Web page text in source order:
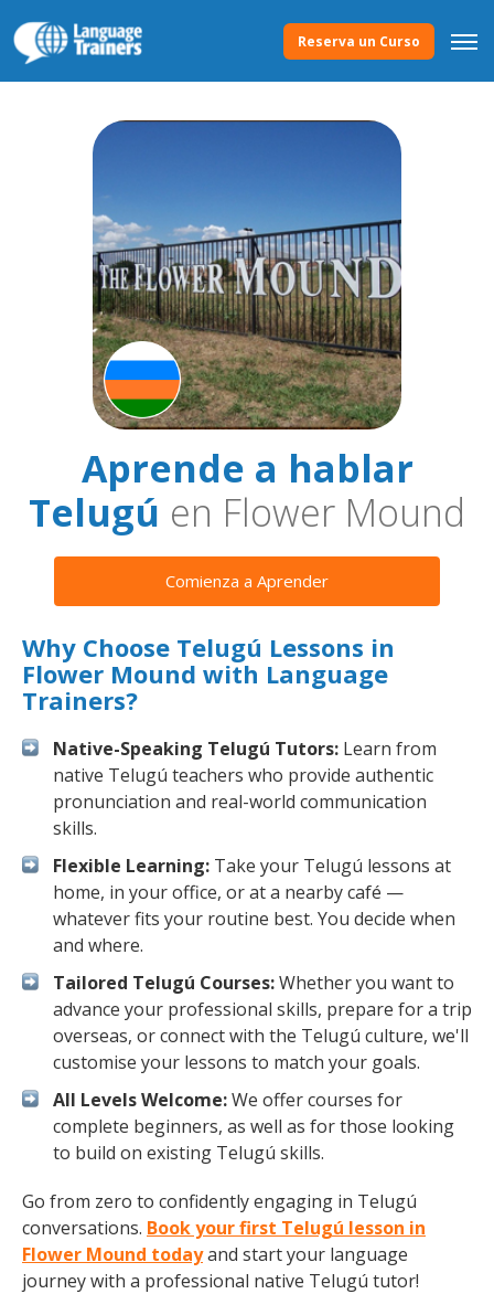
Reserva un Curso
Aprende a hablar
Telugú en Flower Mound
Comienza a Aprender
Why Choose Telugú Lessons in
Flower Mound with Language
Trainers?
Native-Speaking Telugú Tutors: Learn from
native Telugú teachers who provide authentic
pronunciation and real-world communication
skills.
Flexible Learning: Take your Telugú lessons at
home, in your office, or at a nearby café —
whatever fits your routine best. You decide when
and where.
Tailored Telugú Courses:Whether you want to
advance your professional skills, prepare for a trip
overseas, or connect with the Telugú culture, we'll
customise your lessons to match your goals.
All Levels Welcome:We offer courses for
complete beginners, as well as for those looking
to build on existing Telugú skills.
Go from zero to confidently engaging in Telugú
conversations. Book your first Telugú lesson in
Flower Mound todayand start your language
journey with a professional native Telugú tutor!